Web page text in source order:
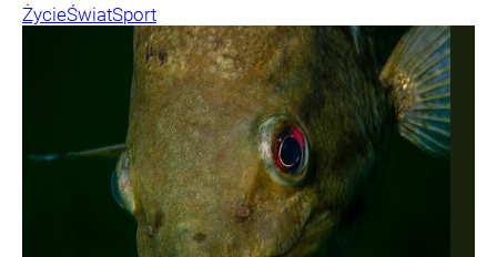
ŻycieŚwiatSport